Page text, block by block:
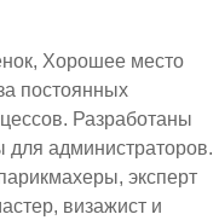
Хорошее место
постоянных
Разработаны
для администраторов.
эксперт
визажист и